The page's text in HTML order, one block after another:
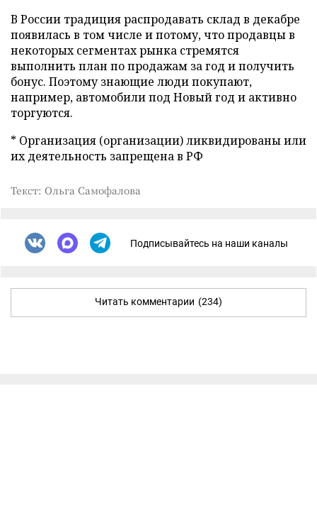
В России традиция распродавать склад в декабре
появилась в том числе и потому, что продавцы в
некоторых сегментах рынка стремятся
выполнить план по продажам за год и получить
бонус. Поэтому знающие люди покупают,
например, автомобили под Новый год и активно
торгуются.
* Организация (организации) ликвидированы или
их деятельность запрещена в РФ
Текст: Ольга Самофалова
Подписывайтесь на наши каналы
Читать комментарии (234)